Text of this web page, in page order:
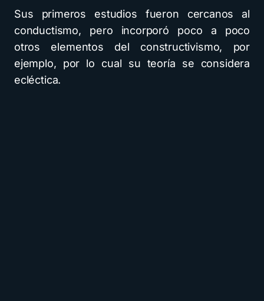
Sus primeros estudios fueron cercanos al
conductismo, pero incorporó poco a poco
otros elementos del constructivismo, por
ejemplo, por lo cual su teoría se considera
ecléctica.